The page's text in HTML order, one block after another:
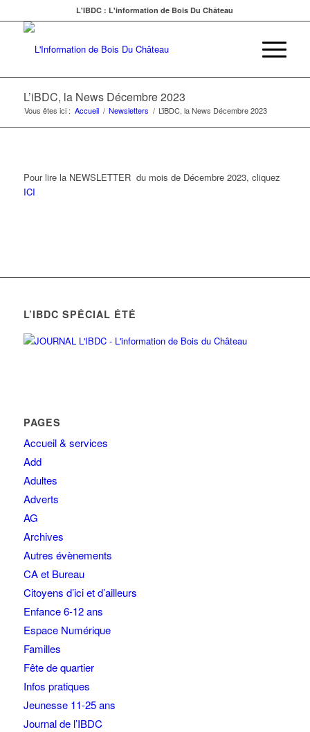
L'IBDC : L'information de Bois Du Château
L’iBDC, la News Décembre 2023
Vous êtes ici : Accueil / Newsletters / L’iBDC, la News Décembre 2023
Pour lire la NEWSLETTER du mois de Décembre 2023, cliquez
ICI
L’IBDC SPÉCIAL ÉTÉ
PAGES
Accueil & services
Add
Adultes
Adverts
AG
Archives
Autres évènements
CA et Bureau
Citoyens d’ici et d’ailleurs
Enfance 6-12 ans
Espace Numérique
Familles
Fête de quartier
Infos pratiques
Jeunesse 11-25 ans
Journal de l’IBDC